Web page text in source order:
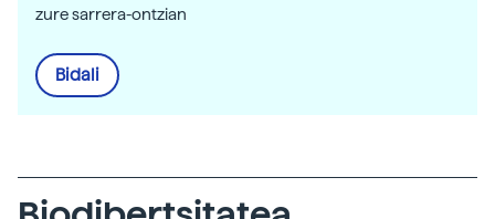
zure sarrera-ontzian
Bidali